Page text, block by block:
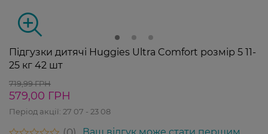
Підгузки дитячі Huggies Ultra Comfort розмір 5 11-
25 кг 42 шт
719,99 ГРН
579,00 ГРН
Період акції: 27 07 - 23 08